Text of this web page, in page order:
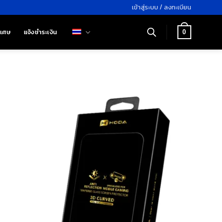
เข้าสู่ระบบ / ลงทะเบียน
ศษ แจ้งชำระเงิน 0